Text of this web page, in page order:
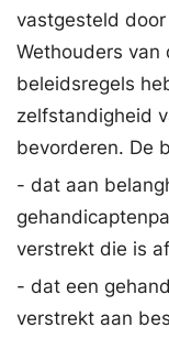
vastgesteld
Wethouders van
beleidsregels
zelfstandigheid
bevorderen. De
- dat aan
verstrekt die is
- dat een
verstrekt aan